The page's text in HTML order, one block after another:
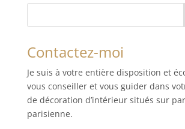
Contactez-moi
Je suis à votre entière disposition et
vous conseiller et vous guider dans
de décoration d’intérieur situés sur
parisienne.